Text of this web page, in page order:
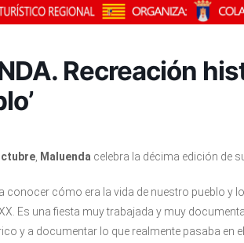
Recreación
Maluenda celebra la décima edición de
conocer cómo era la vida de nuestro pueblo y
Es una fiesta muy trabajada y muy
y a documentar lo que realmente pasaba en